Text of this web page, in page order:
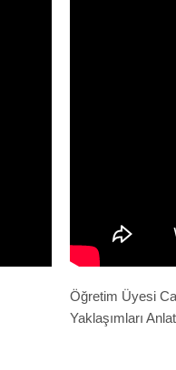
Öğretim Üyesi
Yaklaşımları